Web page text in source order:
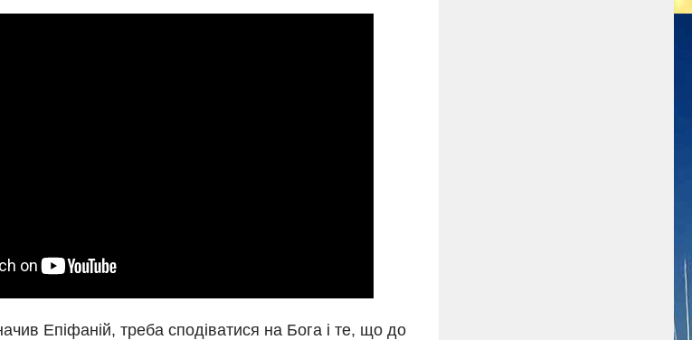
Епіфаній, треба сподіватися на Бога і те, що до